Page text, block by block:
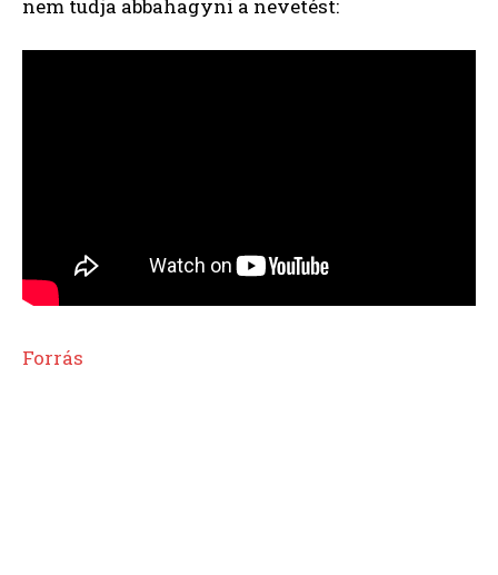
nem tudja abbahagyni a nevetést:
Forrás